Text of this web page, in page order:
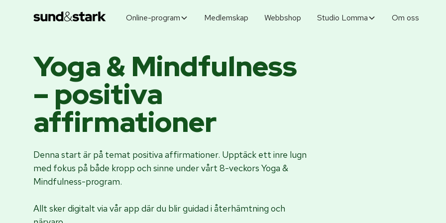
Online-program Medlemskap Webbshop Studio Lomma Om oss
Yoga & Mindfulness
– positiva
affirmationer
Denna start är på temat positiva affirmationer. Upptäck ett inre lugn
med fokus på både kropp och sinne under vårt 8-veckors Yoga &
Mindfulness-program.
Allt sker digitalt via vår app där du blir guidad i återhämtning och